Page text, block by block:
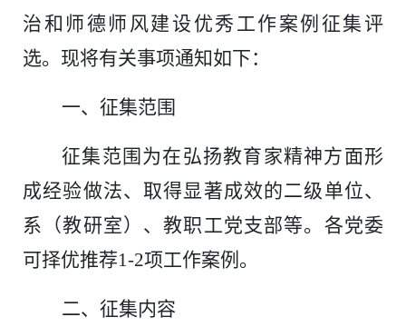
治和师德师风建设优秀工作案例征集评
选。现将有关事项通知如下：
一、征集范围
征集范围为在弘扬教育家精神方面形
成经验做法、取得显著成效的二级单位、
系（教研室）、教职工党支部等。各党委
可择优推荐1-2项工作案例。
二、 征集内容